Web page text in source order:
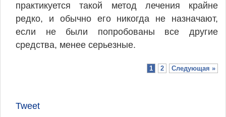
практикуется такой метод лечения крайне
редко, и обычно его никогда не назначают,
если не были попробованы все другие
средства, менее серьезные.
1 2 Следующая »
Tweet